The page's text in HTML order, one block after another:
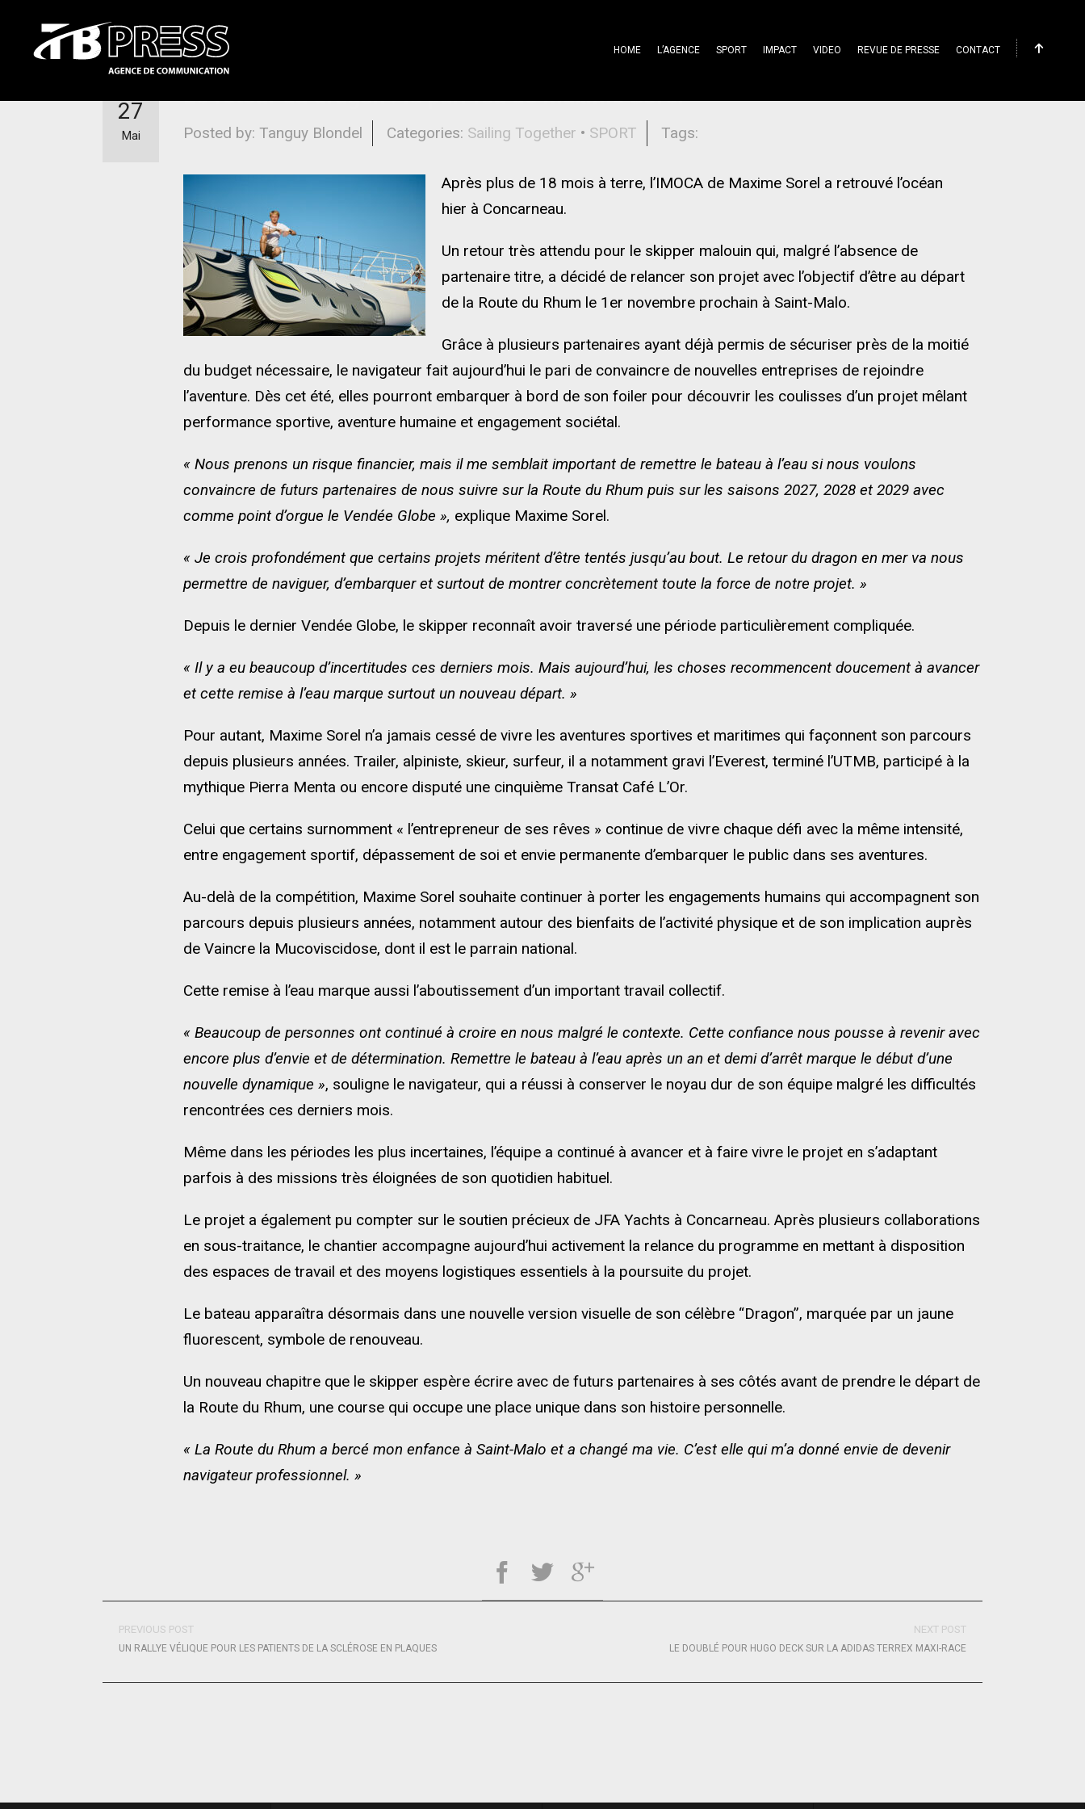
HOME L’AGENCE SPORT IMPACT VIDEO REVUE DE PRESSE CONTACT
Le retour du dragon : le pari fou de Maxime Sorel
Posted by: Tanguy Blondel Categories: Sailing Together • SPORT Tags:
27
Mai
Après plus de 18 mois à terre, l’IMOCA de Maxime Sorel a retrouvé l’océan
hier à Concarneau.
Un retour très attendu pour le skipper malouin qui, malgré l’absence de
partenaire titre, a décidé de relancer son projet avec l’objectif d’être au départ
de la Route du Rhum le 1er novembre prochain à Saint-Malo.
Grâce à plusieurs partenaires ayant déjà permis de sécuriser près de la moitié
du budget nécessaire, le navigateur fait aujourd’hui le pari de convaincre de nouvelles entreprises de rejoindre
l’aventure. Dès cet été, elles pourront embarquer à bord de son foiler pour découvrir les coulisses d’un projet mêlant
performance sportive, aventure humaine et engagement sociétal.
« Nous prenons un risque financier, mais il me semblait important de remettre le bateau à l’eau si nous voulons
convaincre de futurs partenaires de nous suivre sur la Route du Rhum puis sur les saisons 2027, 2028 et 2029 avec
comme point d’orgue le Vendée Globe », explique Maxime Sorel.
« Je crois profondément que certains projets méritent d’être tentés jusqu’au bout. Le retour du dragon en mer va nous
permettre de naviguer, d’embarquer et surtout de montrer concrètement toute la force de notre projet. »
Depuis le dernier Vendée Globe, le skipper reconnaît avoir traversé une période particulièrement compliquée.
« Il y a eu beaucoup d’incertitudes ces derniers mois. Mais aujourd’hui, les choses recommencent doucement à avancer
et cette remise à l’eau marque surtout un nouveau départ. »
Pour autant, Maxime Sorel n’a jamais cessé de vivre les aventures sportives et maritimes qui façonnent son parcours
depuis plusieurs années. Trailer, alpiniste, skieur, surfeur, il a notamment gravi l’Everest, terminé l’UTMB, participé à la
mythique Pierra Menta ou encore disputé une cinquième Transat Café L’Or.
Celui que certains surnomment « l’entrepreneur de ses rêves » continue de vivre chaque défi avec la même intensité,
entre engagement sportif, dépassement de soi et envie permanente d’embarquer le public dans ses aventures.
Au-delà de la compétition, Maxime Sorel souhaite continuer à porter les engagements humains qui accompagnent son
parcours depuis plusieurs années, notamment autour des bienfaits de l’activité physique et de son implication auprès
de Vaincre la Mucoviscidose, dont il est le parrain national.
Cette remise à l’eau marque aussi l’aboutissement d’un important travail collectif.
« Beaucoup de personnes ont continué à croire en nous malgré le contexte. Cette confiance nous pousse à revenir avec
encore plus d’envie et de détermination. Remettre le bateau à l’eau après un an et demi d’arrêt marque le début d’une
nouvelle dynamique », souligne le navigateur, qui a réussi à conserver le noyau dur de son équipe malgré les difficultés
rencontrées ces derniers mois.
Même dans les périodes les plus incertaines, l’équipe a continué à avancer et à faire vivre le projet en s’adaptant
parfois à des missions très éloignées de son quotidien habituel.
Le projet a également pu compter sur le soutien précieux de JFA Yachts à Concarneau. Après plusieurs collaborations
en sous-traitance, le chantier accompagne aujourd’hui activement la relance du programme en mettant à disposition
des espaces de travail et des moyens logistiques essentiels à la poursuite du projet.
Le bateau apparaîtra désormais dans une nouvelle version visuelle de son célèbre “Dragon”, marquée par un jaune
fluorescent, symbole de renouveau.
Un nouveau chapitre que le skipper espère écrire avec de futurs partenaires à ses côtés avant de prendre le départ de
la Route du Rhum, une course qui occupe une place unique dans son histoire personnelle.
« La Route du Rhum a bercé mon enfance à Saint-Malo et a changé ma vie. C’est elle qui m’a donné envie de devenir
navigateur professionnel. »
PREVIOUS POST
UN RALLYE VÉLIQUE POUR LES PATIENTS DE LA SCLÉROSE EN PLAQUES
NEXT POST
LE DOUBLÉ POUR HUGO DECK SUR LA ADIDAS TERREX MAXI-RACE